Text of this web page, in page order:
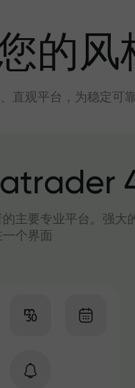
的风
直观平台，为稳定可
主要专业平台。强大
个界面